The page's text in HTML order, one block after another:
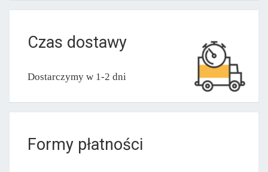
Czas dostawy
Dostarczymy w 1-2 dni
Formy płatności